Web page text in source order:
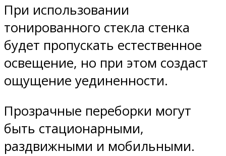
При использовании
тонированного стекла стенка
будет пропускать естественное
освещение, но при этом создаст
ощущение уединенности.
Прозрачные переборки могут
быть стационарными,
раздвижными и мобильными.